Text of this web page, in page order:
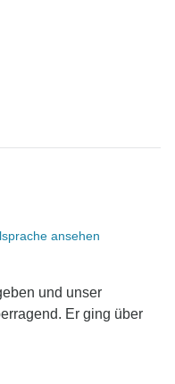
ansehen
und unser
Er ging über